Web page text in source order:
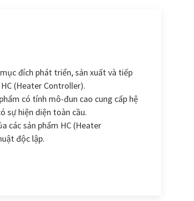
đích phát triển, sản xuất và tiếp
(Heater Controller).
có tính mô-đun cao cung cấp hệ
sự hiện diện toàn cầu.
các sản phẩm HC (Heater
độc lập.